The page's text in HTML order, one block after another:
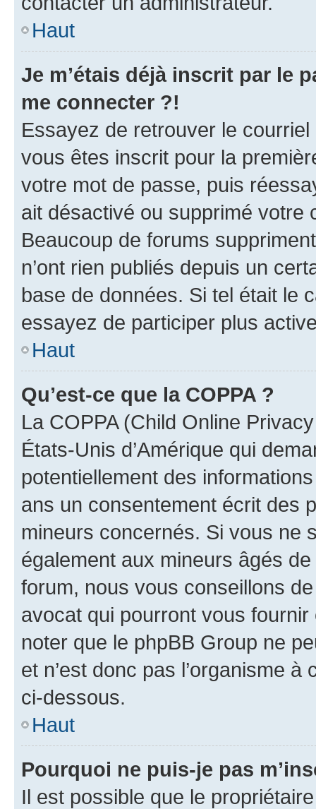
Haut
Je m’étais déjà inscrit par le
me connecter ?!
Essayez de retrouver le
vous êtes inscrit pour la
votre mot de passe, puis
ait désactivé ou supprimé votre
Beaucoup de forums
n’ont rien publiés depuis un
base de données. Si tel était le
essayez de participer plus
Haut
Qu’est-ce que la COPPA ?
La COPPA (Child Online
États-Unis d’Amérique qui
potentiellement des
ans un consentement écrit des
mineurs concernés. Si vous ne
également aux mineurs âgés
forum, nous vous conseillons
avocat qui pourront vous
noter que le phpBB Group ne
et n’est donc pas l’organisme
ci-dessous.
Haut
Pourquoi ne puis-je pas
Il est possible que le